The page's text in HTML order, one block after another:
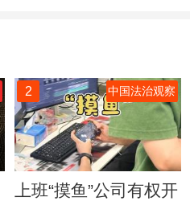
2 中国法治观察
上班“摸鱼”公司有权开